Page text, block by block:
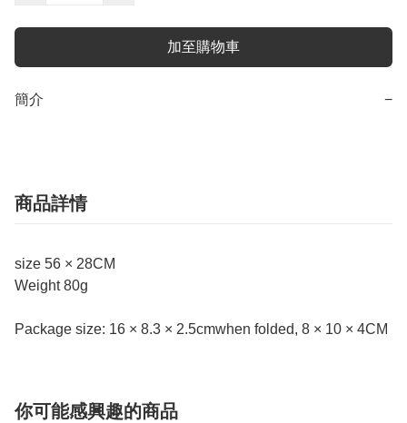
加至購物車
簡介 −
商品詳情
size 56 × 28CM
Weight 80g
Package size: 16 × 8.3 × 2.5cmwhen folded, 8 × 10 × 4CM
你可能感興趣的商品